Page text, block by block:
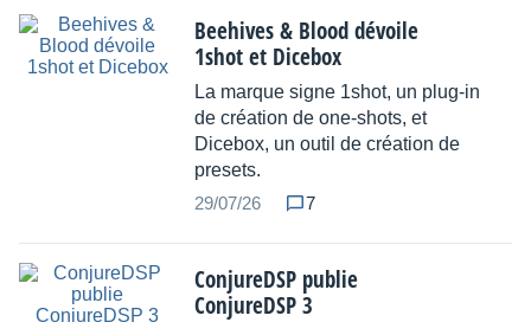
Beehives & Blood dévoile
1shot et Dicebox
La marque signe 1shot, un plug-in
de création de one-shots, et
Dicebox, un outil de création de
presets.
29/07/26
7
ConjureDSP publie
ConjureDSP 3